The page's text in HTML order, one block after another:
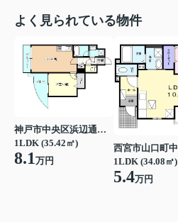
よく見られている物件
神戸市中央区浜辺通３丁目
1LDK (35.42㎡)
8.1万円
1LDK (34.08㎡)
5.4万円